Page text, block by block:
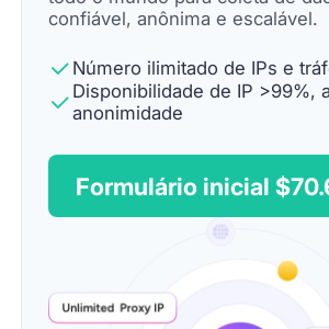
confiável, anônima e escalável.
Número ilimitado de IPs e
Disponibilidade de IP >99%,
anonimidade
Formulário inicial $